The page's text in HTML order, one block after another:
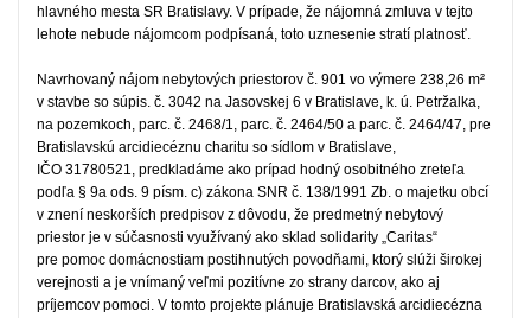
hlavného mesta SR Bratislavy. V prípade, že nájomná zmluva v tejto
lehote nebude nájomcom podpísaná, toto uznesenie stratí platnosť.
Navrhovaný nájom nebytových priestorov č. 901 vo výmere 238,26 m²
v stavbe so súpis. č. 3042 na Jasovskej 6 v Bratislave, k. ú. Petržalka,
na pozemkoch, parc. č. 2468/1, parc. č. 2464/50 a parc. č. 2464/47, pre
Bratislavskú arcidiecéznu charitu so sídlom v Bratislave,
IČO 31780521, predkladáme ako prípad hodný osobitného zreteľa
podľa § 9a ods. 9 písm. c) zákona SNR č. 138/1991 Zb. o majetku obcí
v znení neskorších predpisov z dôvodu, že predmetný nebytový
priestor je v súčasnosti využívaný ako sklad solidarity „Caritas“
pre pomoc domácnostiam postihnutých povodňami, ktorý slúži širokej
verejnosti a je vnímaný veľmi pozitívne zo strany darcov, ako aj
príjemcov pomoci. V tomto projekte plánuje Bratislavská arcidiecézna